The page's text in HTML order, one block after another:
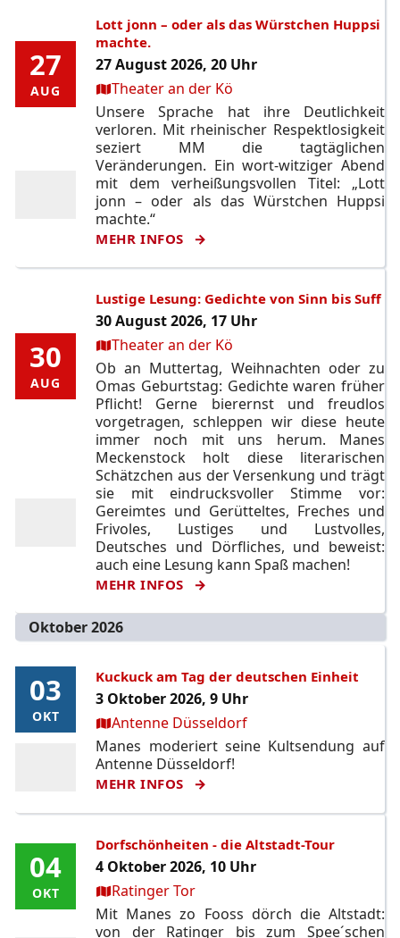
27
AUG
27
AUG
Lott jonn – oder als das Würstchen Huppsi
machte.
27 August 2026, 20 Uhr
Ort:Theater an der Kö
Unsere Sprache hat ihre Deutlichkeit
verloren. Mit rheinischer Respektlosigkeit
seziert MM die tagtäglichen
Veränderungen. Ein wort-witziger Abend
mit dem verheißungsvollen Titel: „Lott
jonn – oder als das Würstchen Huppsi
machte.“
MEHR INFOS
30
AUG
30
AUG
Lustige Lesung: Gedichte von Sinn bis Suff
30 August 2026, 17 Uhr
Ort:Theater an der Kö
Ob an Muttertag, Weihnachten oder zu
Omas Geburtstag: Gedichte waren früher
Pflicht! Gerne bierernst und freudlos
vorgetragen, schleppen wir diese heute
immer noch mit uns herum. Manes
Meckenstock holt diese literarischen
Schätzchen aus der Versenkung und trägt
sie mit eindrucksvoller Stimme vor:
Gereimtes und Gerütteltes, Freches und
Frivoles, Lustiges und Lustvolles,
Deutsches und Dörfliches, und beweist:
auch eine Lesung kann Spaß machen!
MEHR INFOS
Oktober 2026
03
OKT
03
OKT
Kuckuck am Tag der deutschen Einheit
3 Oktober 2026, 9 Uhr
Ort:Antenne Düsseldorf
Manes moderiert seine Kultsendung auf
Antenne Düsseldorf!
MEHR INFOS
04
OKT
04
OKT
Dorfschönheiten - die Altstadt-Tour
4 Oktober 2026, 10 Uhr
Ort:Ratinger Tor
Mit Manes zo Fooss dörch die Altstadt:
von der Ratinger bis zum Spee´schen